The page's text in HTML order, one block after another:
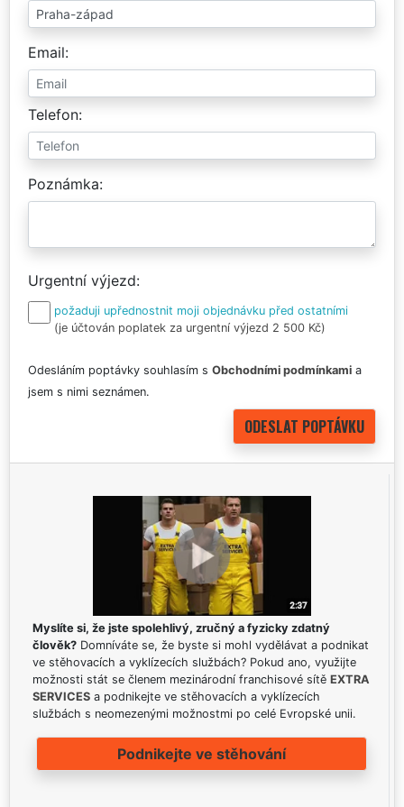
Email
Telefon
Poznámka
Urgentní výjezd
požaduji upřednostnit moji objednávku před ostatními
(je účtován poplatek za urgentní výjezd 2 500 Kč)
Odesláním poptávky souhlasím s Obchodními podmínkami a
jsem s nimi seznámen.
Myslíte si, že jste spolehlivý, zručný a fyzicky zdatný
člověk? Domníváte se, že byste si mohl vydělávat a podnikat
ve stěhovacích a vyklízecích službách? Pokud ano, využijte
možnosti stát se členem mezinárodní franchisové sítě EXTRA
SERVICES a podnikejte ve stěhovacích a vyklízecích
službách s neomezenými možnostmi po celé Evropské unii.
Podnikejte ve stěhování